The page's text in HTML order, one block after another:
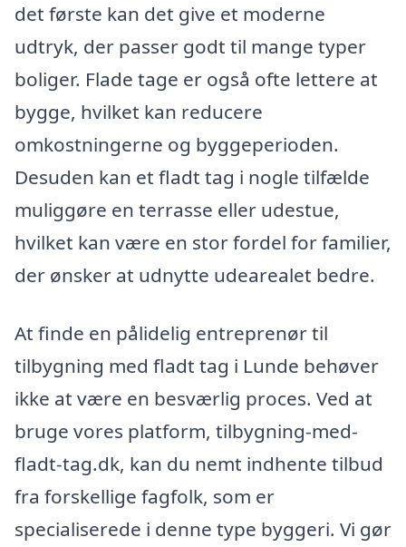
det første kan det give et moderne
udtryk, der passer godt til mange typer
boliger. Flade tage er også ofte lettere at
bygge, hvilket kan reducere
omkostningerne og byggeperioden.
Desuden kan et fladt tag i nogle tilfælde
muliggøre en terrasse eller udestue,
hvilket kan være en stor fordel for familier,
der ønsker at udnytte udearealet bedre.
At finde en pålidelig entreprenør til
tilbygning med fladt tag i Lunde behøver
ikke at være en besværlig proces. Ved at
bruge vores platform, tilbygning-med-
fladt-tag.dk, kan du nemt indhente tilbud
fra forskellige fagfolk, som er
specialiserede i denne type byggeri. Vi gør